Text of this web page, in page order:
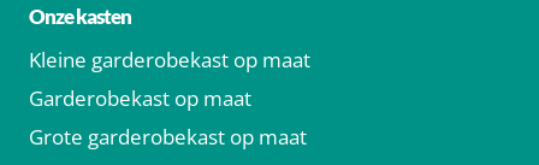
Onze kasten
Kleine garderobekast op maat
Garderobekast op maat
Grote garderobekast op maat